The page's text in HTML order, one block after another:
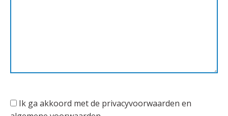
Ik ga akkoord met de privacyvoorwaarden en